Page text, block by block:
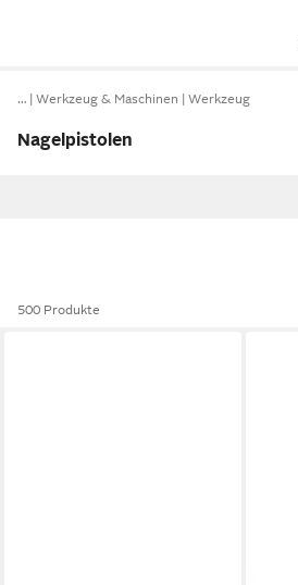
… Werkzeug & Maschinen Werkzeug
Nagelpistolen
500 Produkte